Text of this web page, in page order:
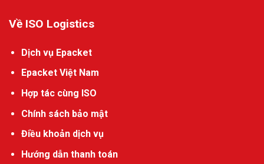
Về ISO Logistics
Dịch vụ Epacket
Epacket Việt Nam
Hợp tác cùng ISO
Chính sách bảo mật
Điều khoản dịch vụ
Hướng dẫn thanh toán